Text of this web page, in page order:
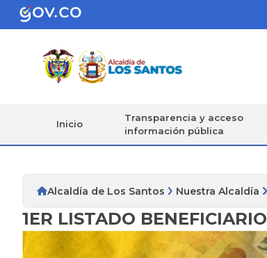
Inicio
Transparencia y acceso
información pública
Alcaldía de Los Santos Nuestra Alcaldía
1ER LISTADO